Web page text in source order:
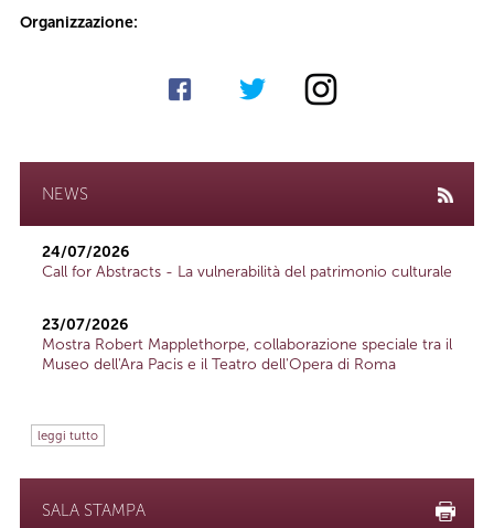
Organizzazione:
NEWS
24/07/2026
Call for Abstracts - La vulnerabilità del patrimonio culturale
23/07/2026
Mostra Robert Mapplethorpe, collaborazione speciale tra il
Museo dell'Ara Pacis e il Teatro dell'Opera di Roma
leggi tutto
SALA STAMPA